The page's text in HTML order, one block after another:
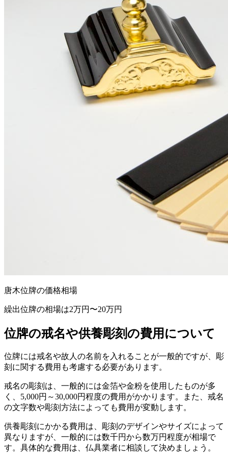
唐木位牌の価格相場
繰出位牌の相場は2万円〜20万円
位牌の戒名や供養彫刻の費用について
位牌には戒名や故人の名前を入れることが一般的ですが、彫
刻に関する費用も考慮する必要があります。
戒名の彫刻は、一般的には金箔や金粉を使用したものが多
く、5,000円～30,000円程度の費用がかかります。また、戒名
の文字数や彫刻方法によっても費用が変動します。
供養彫刻にかかる費用は、彫刻のデザインやサイズによって
異なりますが、一般的には数千円から数万円程度が相場で
す。具体的な費用は、仏具業者に相談して決めましょう。